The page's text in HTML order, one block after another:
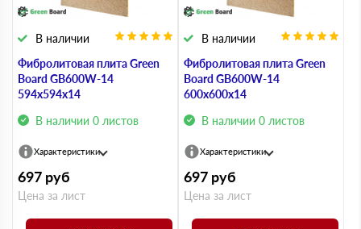
Фибролитовая плита Green
Board GB600W-14
594х594х14
В наличии 0 листов
В наличии
Характеристики
697 руб
Цена за лист
Фибролитовая плита Green
Board GB600W-14
600х600х14
В наличии 0 листов
В наличии
Характеристики
697 руб
Цена за лист